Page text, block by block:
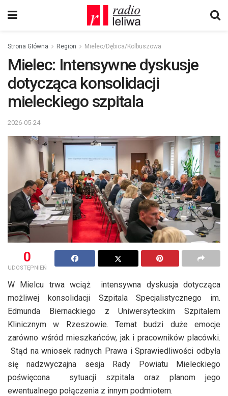
Strona Główna Region Mielec/Dębica/Kolbuszowa
Mielec: Intensywne dyskusje
dotycząca konsolidacji
mieleckiego szpitala
2026-05-24
0
UDOSTĘPNIEŃ
W Mielcu trwa wciąż intensywna dyskusja dotycząca
możliwej konsolidacji Szpitala Specjalistycznego im.
Edmunda Biernackiego z Uniwersyteckim Szpitalem
Klinicznym w Rzeszowie. Temat budzi duże emocje
zarówno wśród mieszkańców, jak i pracowników placówki.
Stąd na wniosek radnych Prawa i Sprawiedliwości odbyła
się nadzwyczajna sesja Rady Powiatu Mieleckiego
poświęcona sytuacji szpitala oraz planom jego
ewentualnego połączenia z innym podmiotem.